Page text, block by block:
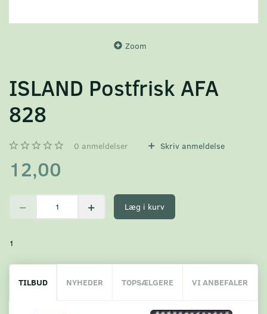
Zoom
ISLAND Postfrisk AFA
828
0 anmeldelser Skriv anmeldelse
12,00
Læg i kurv
1
TILBUD NYHEDER TOPSÆLGERE VI ANBEFALER